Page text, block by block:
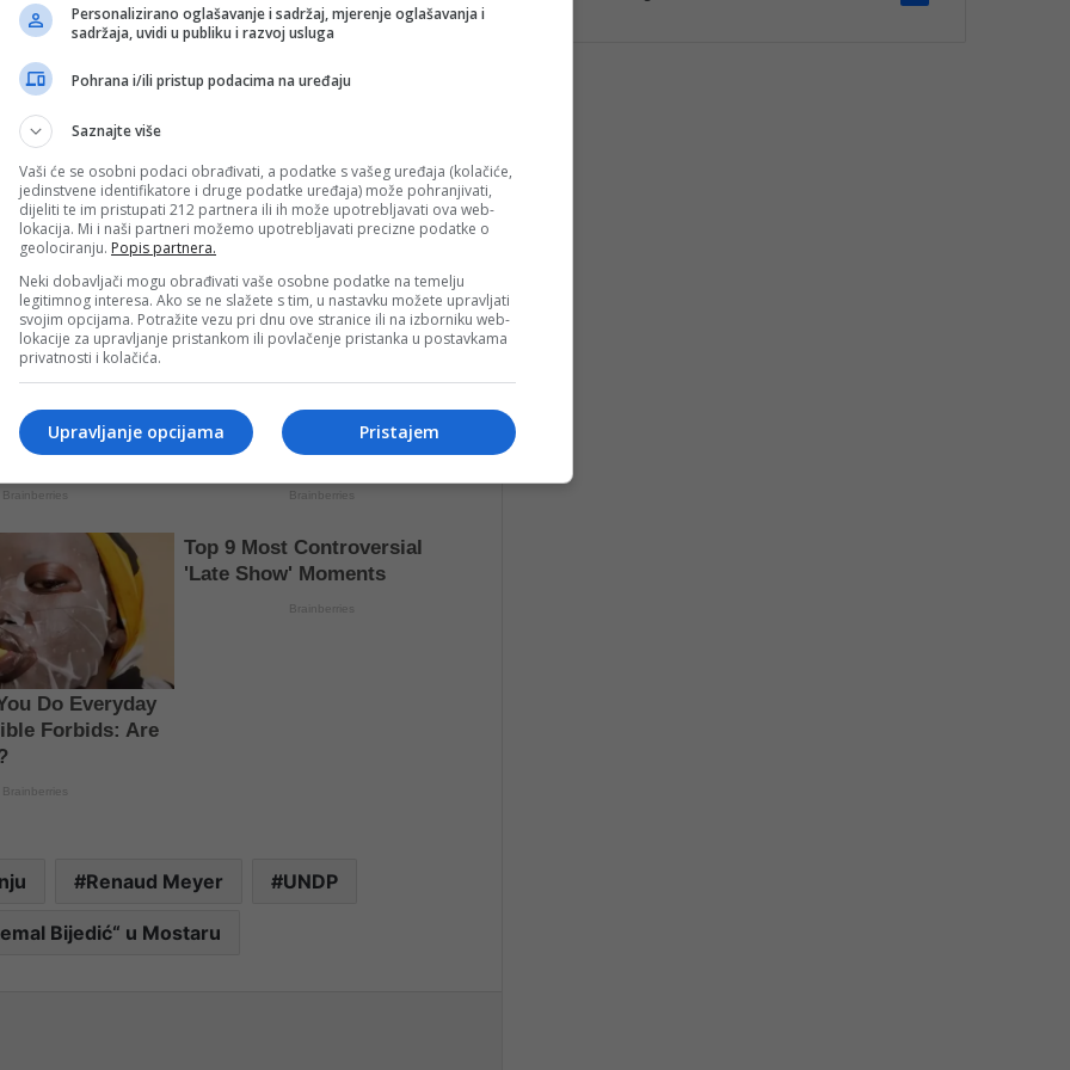
sa posebnim fokusom na rad u Bosni i Hercegovini,
sa mladima. Zatim je uslijedila interaktivna sesija u
i pružiti vlastite komentare i zapažanja.
Renaud Meyer UNDP
Bijedić“ u Mostaru
Personalizirano oglašavanje i sadržaj, mjerenje oglašavanja i
sadržaja, uvidi u publiku i razvoj usluga
Pohrana i/ili pristup podacima na uređaju
Saznajte više
Vaši će se osobni podaci obrađivati, a podatke s vašeg uređaja (kolačiće,
jedinstvene identifikatore i druge podatke uređaja) može pohranjivati,
dijeliti te im pristupati 212 partnera ili ih može upotrebljavati ova web-
lokacija. Mi i naši partneri možemo upotrebljavati precizne podatke o
geolociranju. Popis partnera.
Neki dobavljači mogu obrađivati vaše osobne podatke na temelju
legitimnog interesa. Ako se ne slažete s tim, u nastavku možete upravljati
svojim opcijama. Potražite vezu pri dnu ove stranice ili na izborniku web-
lokacije za upravljanje pristankom ili povlačenje pristanka u postavkama
privatnosti i kolačića.
Pristajem
Upravljanje opcijama